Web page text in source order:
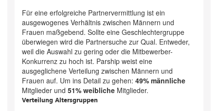
Für eine erfolgreiche Partnervermittlung ist ein
ausgewogenes Verhältnis zwischen Männern und
Frauen maßgebend. Sollte eine Geschlechtergruppe
überwiegen wird die Partnersuche zur Qual. Entweder,
weil die Auswahl zu gering oder die Mitbewerber-
Konkurrenz zu hoch ist. Parship weist eine
ausgeglichene Verteilung zwischen Männern und
Frauen auf. Um ins Detail zu gehen: 49% männliche
Mitglieder und 51% weibliche Mitglieder.
Verteilung Altersgruppen